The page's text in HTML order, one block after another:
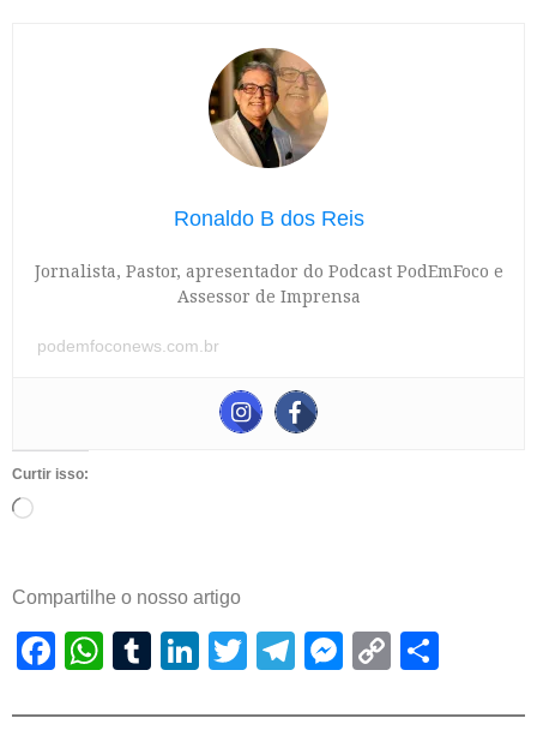
Ronaldo B dos Reis
Jornalista, Pastor, apresentador do Podcast PodEmFoco e
Assessor de Imprensa
podemfoconews.com.br
Curtir isso:
Compartilhe o nosso artigo
Facebook
WhatsApp
Tumblr
LinkedIn
Twitter
Telegram
Messenger
Copy